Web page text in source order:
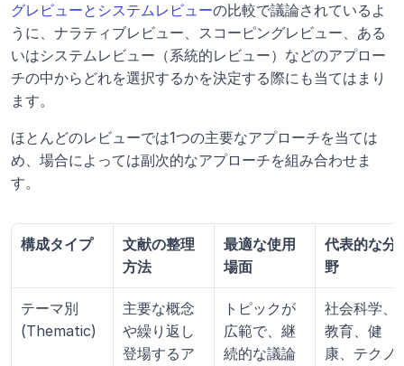
グレビューとシステムレビューの比較で議論されているよ
うに、ナラティブレビュー、スコーピングレビュー、ある
いはシステムレビュー（系統的レビュー）などのアプロー
チの中からどれを選択するかを決定する際にも当てはまり
ます。
ほとんどのレビューでは1つの主要なアプローチを当ては
め、場合によっては副次的なアプローチを組み合わせま
す。
構成タイプ
文献の整理
方法
最適な使用
場面
代表的な分
野
テーマ別
(Thematic)
主要な概念
や繰り返し
登場するア
トピックが
広範で、継
続的な議論
社会科学、
教育、健
康、テクノ